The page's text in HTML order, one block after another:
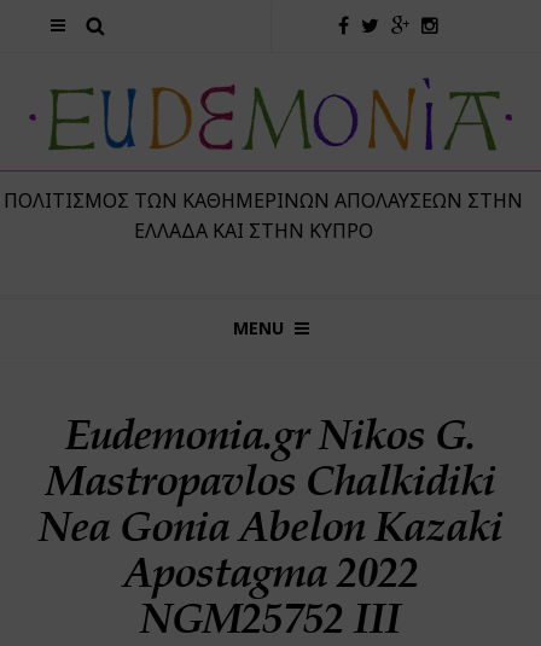
ΤΩΝ ΚΑΘΗΜΕΡΙΝΏΝ ΑΠΟΛΑΎΣΕΩΝ ΣΤΗΝ
ΕΛΛΆΔΑ ΚΑΙ ΣΤΗΝ ΚΎΠΡΟ
MENU
Eudemonia.gr Nikos G.
Mastropavlos Chalkidiki
Nea Gonia Abelon Kazaki
Apostagma 2022
NGM25752 ΙIΙ